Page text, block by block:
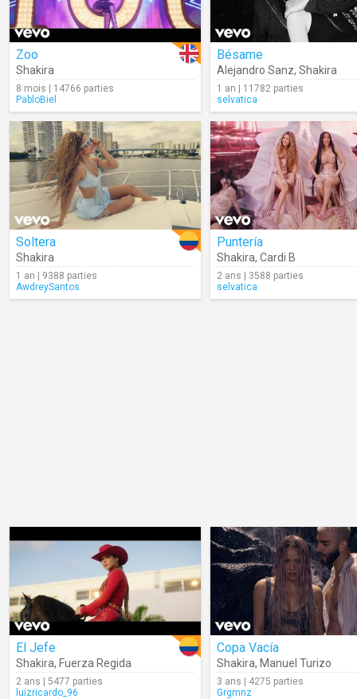
Zoo
Shakira
8 mois | 14766 parties
PabloBiel
Bésame
Alejandro Sanz, Shakira
1 an | 11782 parties
selvatica
Soltera
Shakira
1 an | 9388 parties
AwdreySantos
Puntería
Shakira, Cardi B
2 ans | 3588 parties
selvatica
El Jefe
Shakira, Fuerza Regida
2 ans | 5477 parties
luizricardo_96
Copa Vacía
Shakira, Manuel Turizo
3 ans | 4275 parties
Grgmnz